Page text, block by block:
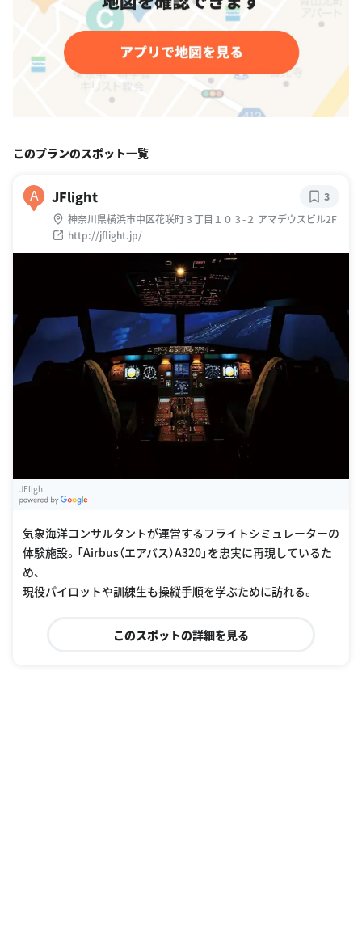
このプランのスポット一覧
A JFlight
神奈川県横浜市中区花咲町３丁目１０３-２ アマデウスビル2F
http://jflight.jp/
3
JFlight
気象海洋コンサルタントが運営するフライトシミュレーターの
体験施設。「Airbus（エアバス）A320」を忠実に再現しているた
め、
現役パイロットや訓練生も操縦手順を学ぶために訪れる。
このスポットの詳細を見る